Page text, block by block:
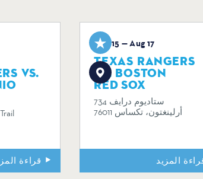
VS.
قراءة
Aug 15 — Aug 17
TEXAS RANGERS
VS. BOSTON
RED SOX
734 ستاديوم درايف
أرلينغتون، تكساس 76011
المزيد